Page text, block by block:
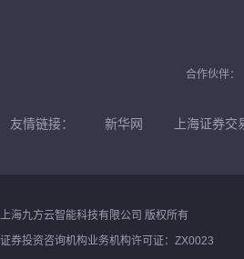
合作伙伴：
友情链接： 新华网 上海证券交
上海九方云智能科技有限公司 版权所有
证券投资咨询机构业务机构许可证：ZX0023